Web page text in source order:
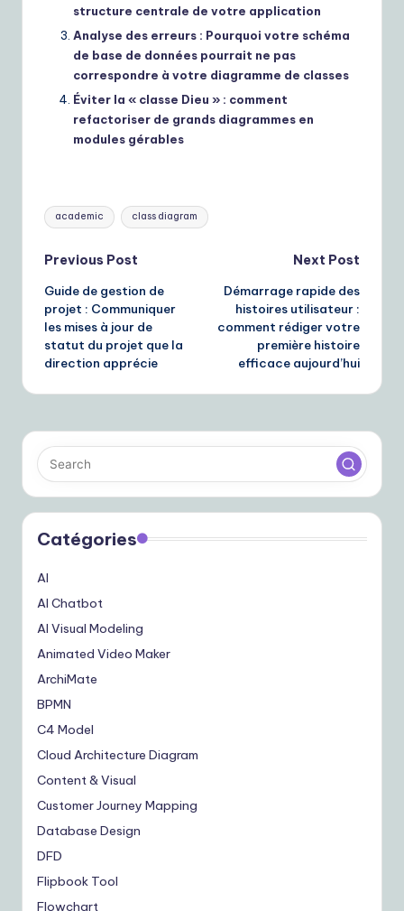
structure centrale de votre application
Analyse des erreurs : Pourquoi votre schéma
de base de données pourrait ne pas
correspondre à votre diagramme de classes
Éviter la « classe Dieu » : comment
refactoriser de grands diagrammes en
modules gérables
Tags:
academic class diagram
Post
navigation
Previous Post
Guide de gestion de
projet : Communiquer
les mises à jour de
statut du projet que la
direction apprécie
Next Post
Démarrage rapide des
histoires utilisateur :
comment rédiger votre
première histoire
efficace aujourd’hui
Catégories
AI
AI Chatbot
AI Visual Modeling
Animated Video Maker
ArchiMate
BPMN
C4 Model
Cloud Architecture Diagram
Content & Visual
Customer Journey Mapping
Database Design
DFD
Flipbook Tool
Flowchart